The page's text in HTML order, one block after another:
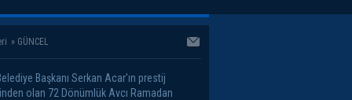
» GÜNCEL
Başkanı Serkan Acar'ın prestij
olan 72 Dönümlük Avcı Ramadan